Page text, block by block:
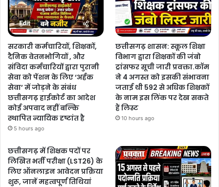
सरकारी कर्मचारियों, शिक्षकों,
दैनिक वेतनभोगियों , और
संविदा कर्मचारियों द्वारा पुरानी
सेवा को पेंशन के लिए ‘अर्हक
सेवा’ में जोड़ने के संबंध
छत्तीसगढ़ हाईकोर्ट का आदेश
कोई अपवाद नहीं बल्कि
स्थापित न्यायिक दृष्टांत है
5 hours ago
छत्तीसगढ़ शासन: स्कूल शिक्षा
विभाग द्वारा शिक्षकों की जंबो
ट्रांसफर सूची जारी प्रवक्ता.कॉम
ने 4 अगस्त को इसकी संभावना
जताई थी 592 से अधिक शिक्षकों
के नाम इस लिंक पर देख सकते
हैं लिस्ट
10 hours ago
छत्तीसगढ़ में शिक्षक पदों पर
लिखित भर्ती परीक्षा (LST26) के
लिए ऑनलाइन आवेदन प्रक्रिया
शुरू, जानें महत्वपूर्ण तिथियां